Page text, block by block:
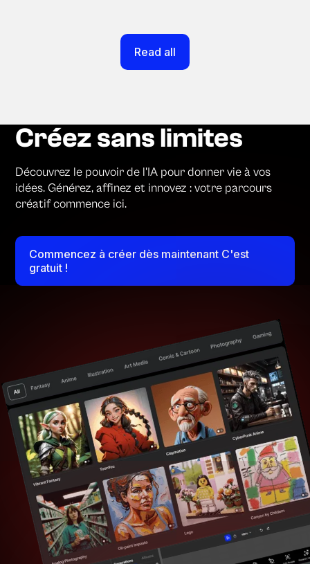
Read all
Créez sans limites
Découvrez le pouvoir de l'IA pour donner vie à vos
idées. Générez, affinez et innovez : votre parcours
créatif commence ici.
Commencez à créer dès maintenant C'est
gratuit !